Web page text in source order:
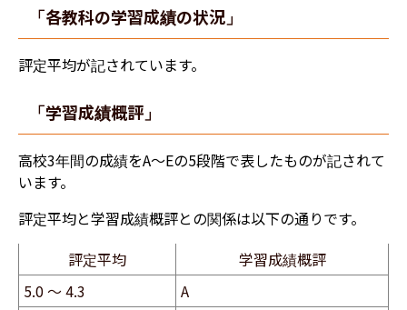
「各教科の学習成績の状況」
評定平均が記されています。
「学習成績概評」
高校3年間の成績をA～Eの5段階で表したものが記されて
います。
評定平均と学習成績概評との関係は以下の通りです。
評定平均
学習成績概評
5.0 ～ 4.3
A